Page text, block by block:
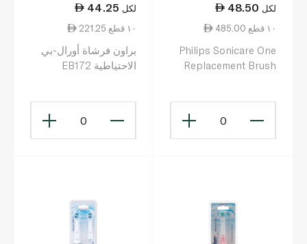
48.50 لكل
485.00 ١٠ قطع
Philips Sonicare One
Replacement Brush
0
44.25 لكل
221.25 ١٠ قطع
براون فرشاة أورال-بي
الاحتياطية EB172
0